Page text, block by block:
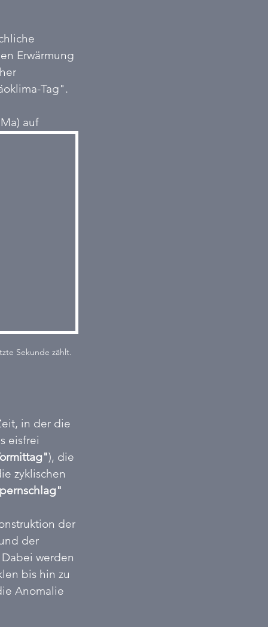
Erwärmung
Tag".
auf
Sekunde zählt.
in der die
eisfrei
), die
zyklischen
der
der
werden
bis hin zu
Anomalie